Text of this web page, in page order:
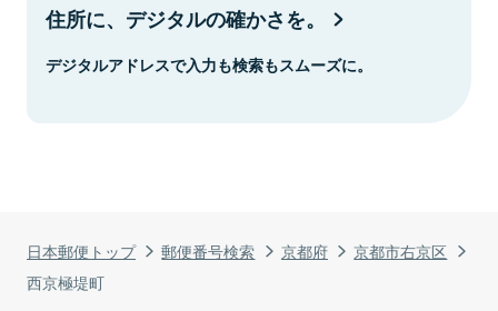
日本郵便トップ 郵便番号検索 京都府
京都市右京区
西京極堤町
住所に、デジタルの確かさを。
デジタルアドレスで入力も検索もスムーズに。